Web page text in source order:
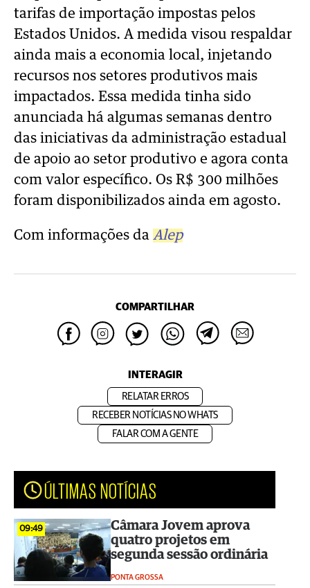
tarifas de importação impostas pelos
Estados Unidos. A medida visou respaldar
ainda mais a economia local, injetando
recursos nos setores produtivos mais
impactados. Essa medida tinha sido
anunciada há algumas semanas dentro
das iniciativas da administração estadual
de apoio ao setor produtivo e agora conta
com valor específico. Os R$ 300 milhões
foram disponibilizados ainda em agosto.
Com informações da Alep
COMPARTILHAR
INTERAGIR
RELATAR ERROS
RECEBER NOTÍCIAS NO WHATS
FALAR COM A GENTE
ÚLTIMAS NOTÍCIAS
09:49
Câmara Jovem aprova
quatro projetos em
segunda sessão ordinária
PONTA GROSSA